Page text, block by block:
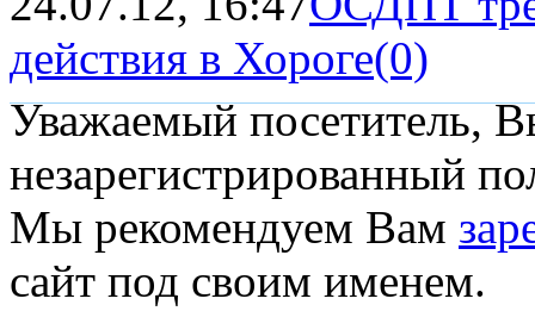
действия в Хороге(0)
Уважаемый посетитель,
незарегистрированный
Мы рекомендуем Вам
сайт под своим именем.